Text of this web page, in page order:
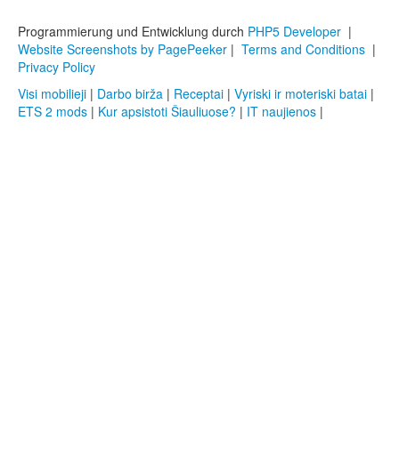
Programmierung und Entwicklung durch PHP5 Developer |
Website Screenshots by PagePeeker | Terms and Conditions |
Privacy Policy
Visi mobilieji | Darbo birža | Receptai | Vyriski ir moteriski batai |
ETS 2 mods | Kur apsistoti Šiauliuose? | IT naujienos |